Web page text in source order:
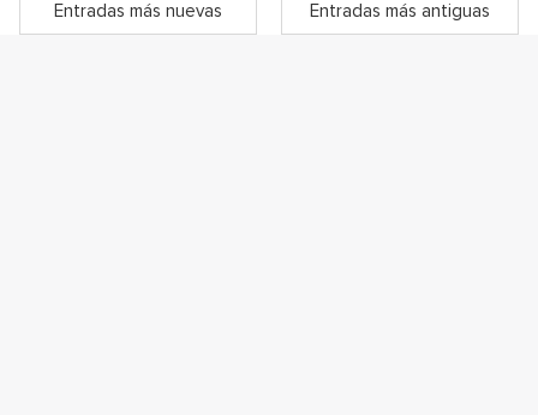
Entradas más nuevas Entradas más antiguas